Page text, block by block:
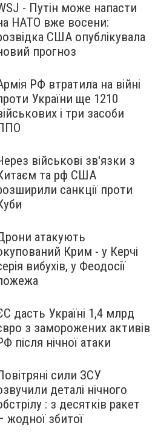
- Путін може напасти
НАТО вже восени:
США опублікувала
прогноз
РФ втратила на війні
України ще 1210
і три засоби
військові зв'язки з
та рф США
санкції проти
атакують
Крим - у Керчі
вибухів, у Феодосії
дасть Україні 1,4 млрд
з заморожених активів
після нічної атаки
сили ЗСУ
деталі нічного
: з десятків ракет
жодної збитої